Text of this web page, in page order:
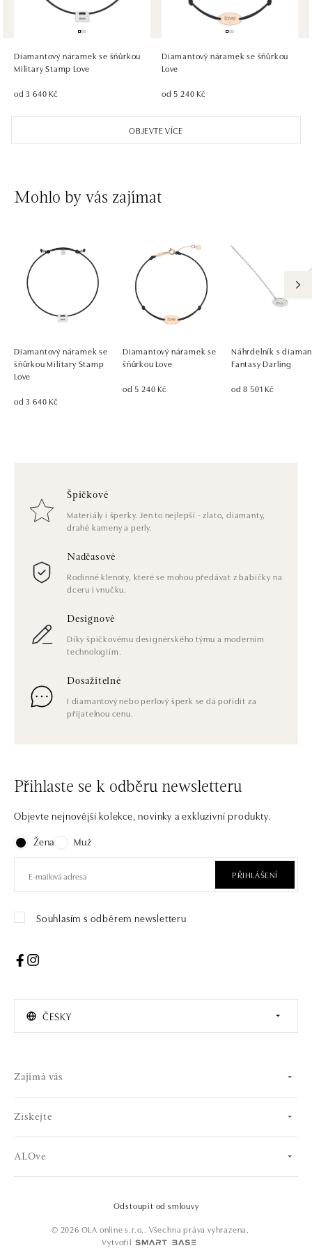
HALADA OC Eurovea, Bratislava
Pribinova 8, 811 09 Bratislava
dnes otevřeno do 21:00
OBJEVTE VÍCE
Diamantový náramek se šňůrkou
Military Stamp Love
od 3 640 Kč
Diamantový náramek se šňůrkou
Love
od 5 240 Kč
Mohlo by vás zajímat
Diamantový náramek se
šňůrkou Military Stamp
Love
od 3 640 Kč
Diamantový náramek se
šňůrkou Love
od 5 240 Kč
Náhrdelník s
Fantasy Darling
od 8 501 Kč
Špičkové
Materiály i šperky. Jen to nejlepší - zlato, diamanty,
drahé kameny a perly.
Nadčasové
Rodinné klenoty, které se mohou předávat z babičky na
dceru i vnučku.
Designové
Díky špičkovému designérského týmu a moderním
technologiím.
Dosažitelné
I diamantový nebo perlový šperk se dá pořídit za
přijatelnou cenu.
Přihlaste se k odběru newsletteru
Objevte nejnovější kolekce, novinky a exkluzivní produkty.
Žena
Muž
PŘIHLÁŠENÍ
Souhlasím s odběrem newsletteru
ČESKY
Zajímá vás
Získejte
ALOve
© 2026 OLA online s.r.o.. Všechna práva vyhrazena.
Vytvořil
Odstoupit od smlouvy